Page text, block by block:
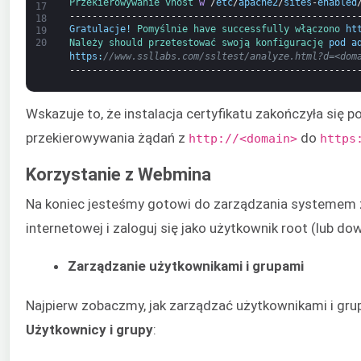
17
18
19
20
Gratulacje! Pomyślnie have successfully włączono
Należy should przetestować swoją konfigurację pod
https : //www.ssllabs.com/ssltest/
Wskazuje to, że instalacja certyfikatu zakończyła się
przekierowywania żądań z http://<domain> do
Korzystanie z Webmina
Na koniec jesteśmy gotowi do zarządzania
internetowej i zaloguj się jako użytkownik root (lub
Zarządzanie użytkownikami i grupami
Najpierw zobaczmy, jak zarządzać użytkownikami i
Użytkownicy i grupy: